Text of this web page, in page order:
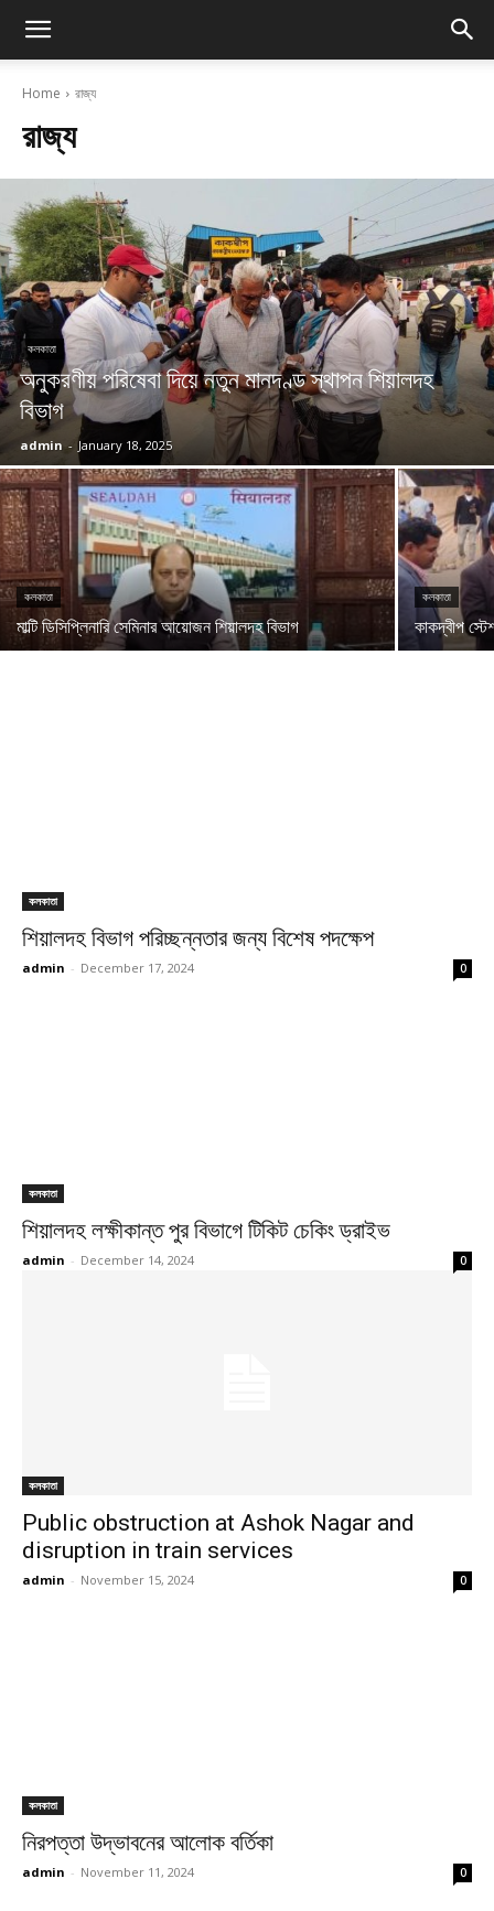
Home রাজ্য
রাজ্য
কলকাতা
অনুকরণীয় পরিষেবা দিয়ে নতুন মানদণ্ড স্থাপন শিয়ালদহ
বিভাগ
admin - January 18, 2025
কলকাতা
মাল্টি ডিসিপ্লিনারি সেমিনার আয়োজন শিয়ালদহ বিভাগ
কলকাতা
কাকদ্বীপ
কলকাতা
শিয়ালদহ বিভাগ পরিচ্ছন্নতার জন্য বিশেষ পদক্ষেপ
admin - December 17, 2024 0
কলকাতা
শিয়ালদহ লক্ষীকান্ত পুর বিভাগে টিকিট চেকিং ড্রাইভ
admin - December 14, 2024 0
কলকাতা
Public obstruction at Ashok Nagar and
disruption in train services
admin - November 15, 2024 0
কলকাতা
নিরপত্তা উদ্ভাবনের আলোক বর্তিকা
admin - November 11, 2024 0